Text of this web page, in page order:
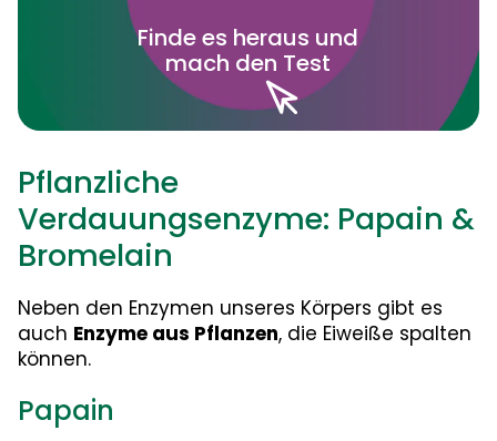
Finde es heraus und
mach den Test
Pflanzliche
Verdauungsenzyme: Papain &
Bromelain
Neben den Enzymen unseres Körpers gibt es
auch Enzyme aus Pflanzen, die Eiweiße spalten
können.
Papain